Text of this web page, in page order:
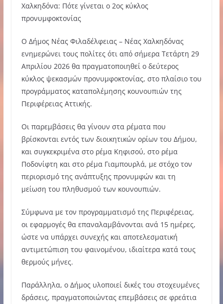
Χαλκηδόνα: Πότε γίνεται ο 2ος κύκλος
προνυμφοκτονίας
Ο Δήμος Νέας Φιλαδέλφειας – Νέας Χαλκηδόνας
ενημερώνει τους πολίτες ότι από σήμερα Τετάρτη 29
Απριλίου 2026 θα πραγματοποιηθεί ο δεύτερος
κύκλος ψεκασμών προνυμφοκτονίας, στο πλαίσιο του
προγράμματος καταπολέμησης κουνουπιών της
Περιφέρειας Αττικής.
Οι παρεμβάσεις θα γίνουν στα ρέματα που
βρίσκονται εντός των διοικητικών ορίων του Δήμου,
και συγκεκριμένα στο ρέμα Κηφισού, στο ρέμα
Ποδονίφτη και στο ρέμα Γιαμπουρλά, με στόχο τον
περιορισμό της ανάπτυξης προνυμφών και τη
μείωση του πληθυσμού των κουνουπιών.
Σύμφωνα με τον προγραμματισμό της Περιφέρειας,
οι εφαρμογές θα επαναλαμβάνονται ανά 15 ημέρες,
ώστε να υπάρχει συνεχής και αποτελεσματική
αντιμετώπιση του φαινομένου, ιδιαίτερα κατά τους
θερμούς μήνες.
Παράλληλα, ο Δήμος υλοποιεί δικές του στοχευμένες
δράσεις, πραγματοποιώντας επεμβάσεις σε φρεάτια